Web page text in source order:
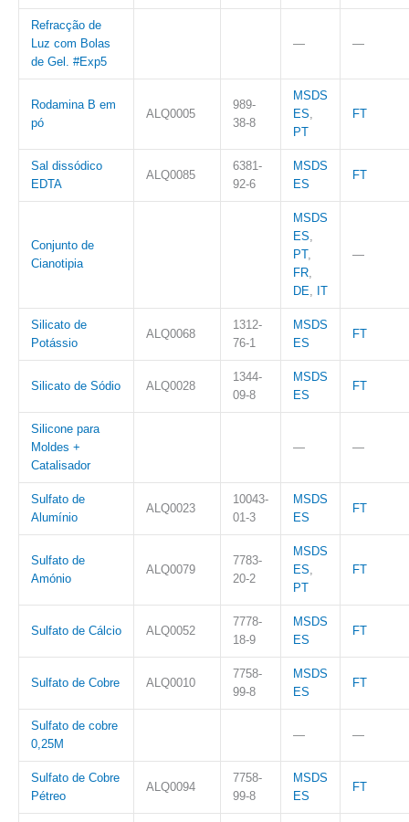
Refracção de
Luz com Bolas
de Gel. #Exp5
— —
Rodamina B em
pó
ALQ0005
989-
38-8
MSDS
ES,
PT
FT
Sal dissódico
EDTA
ALQ0085
6381-
92-6
MSDS
ES
FT
Conjunto de
Cianotipia
MSDS
ES,
PT,
FR,
DE, IT
—
Silicato de
Potássio
ALQ0068
1312-
76-1
MSDS
ES
FT
Silicato de Sódio ALQ0028
1344-
09-8
MSDS
ES
FT
Silicone para
Moldes +
Catalisador
— —
Sulfato de
Alumínio
ALQ0023
10043-
01-3
MSDS
ES
FT
Sulfato de
Amónio
ALQ0079
7783-
20-2
MSDS
ES,
PT
FT
Sulfato de Cálcio ALQ0052
7778-
18-9
MSDS
ES
FT
Sulfato de Cobre ALQ0010
7758-
99-8
MSDS
ES
FT
Sulfato de cobre
0,25M
— —
Sulfato de Cobre
Pétreo
ALQ0094
7758-
99-8
MSDS
ES
FT